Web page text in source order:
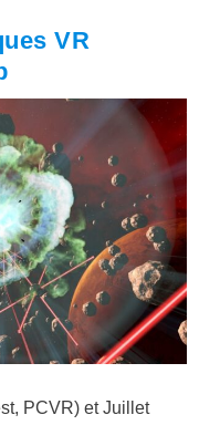
VR
PCVR) et Juillet